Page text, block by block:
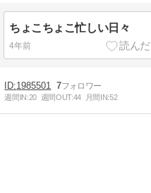
ちょこちょこ忙しい日々
4年前
1985501 7
週間IN:20 週間OUT:44 月間IN:52